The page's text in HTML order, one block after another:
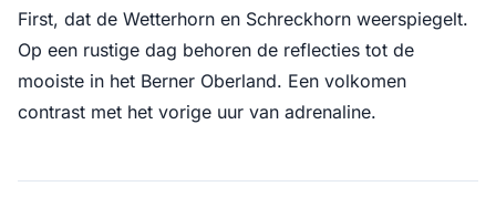
First, dat de Wetterhorn en Schreckhorn weerspiegelt.
Op een rustige dag behoren de reflecties tot de
mooiste in het Berner Oberland. Een volkomen
contrast met het vorige uur van adrenaline.